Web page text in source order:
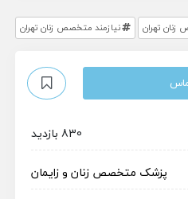
تهران نیازمند متخصص زنان تهران
830 بازدید
پزشک متخصص زنان و زایمان